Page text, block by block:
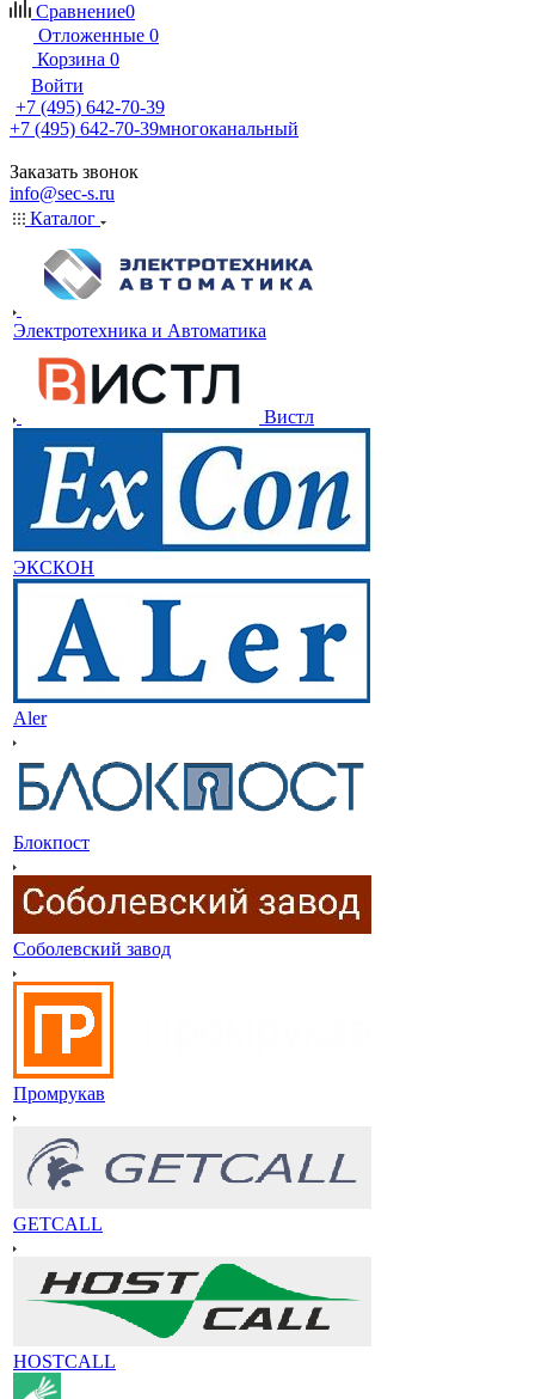
Сравнение0
Отложенные 0
Корзина 0
Войти
+7 (495) 642-70-39
+7 (495) 642-70-39многоканальный
Заказать звонок
info@sec-s.ru
Каталог
Электротехника и Автоматика
Вистл
ЭКСКОН
Aler
Блокпост
Соболевский завод
Промрукав
GETCALL
HOSTCALL